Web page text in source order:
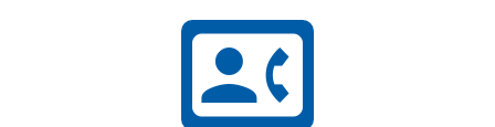
contact_phone